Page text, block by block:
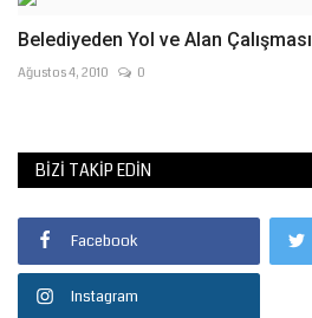
Belediyeden Yol ve Alan Çalışması
Ağustos 4, 2010 0
BIZI TAKIP EDIN
Facebook
Instagram